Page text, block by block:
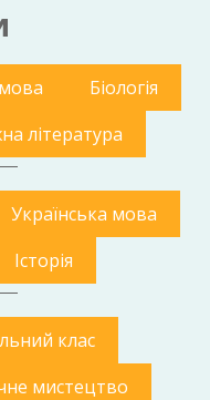
Біологія
література
Українська мова
Історія
клас
мистецтво